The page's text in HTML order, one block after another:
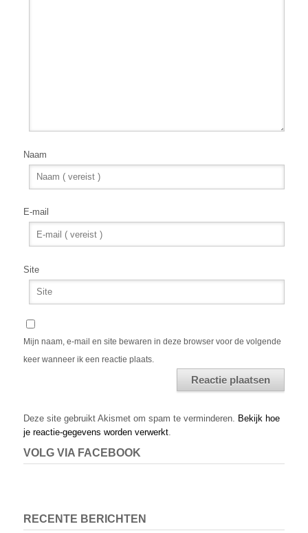
Naam
E-mail
Site
Mijn naam, e-mail en site bewaren in deze browser voor de volgende
keer wanneer ik een reactie plaats.
Deze site gebruikt Akismet om spam te verminderen. Bekijk hoe
je reactie-gegevens worden verwerkt.
VOLG VIA FACEBOOK
RECENTE BERICHTEN